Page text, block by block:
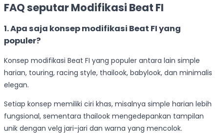
FAQ seputar Modifikasi Beat FI
1. Apa saja konsep modifikasi Beat FI yang
populer?
Konsep modifikasi Beat FI yang populer antara lain simple
harian, touring, racing style, thailook, babylook, dan minimalis
elegan.
Setiap konsep memiliki ciri khas, misalnya simple harian lebih
fungsional, sementara thailook mengedepankan tampilan
unik dengan velg jari-jari dan warna yang mencolok.